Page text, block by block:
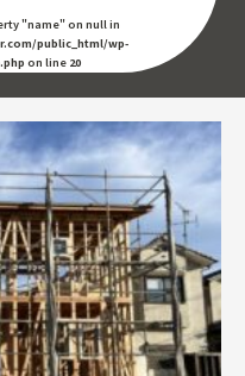
"name" on null in
public_html/wp-
on line 20